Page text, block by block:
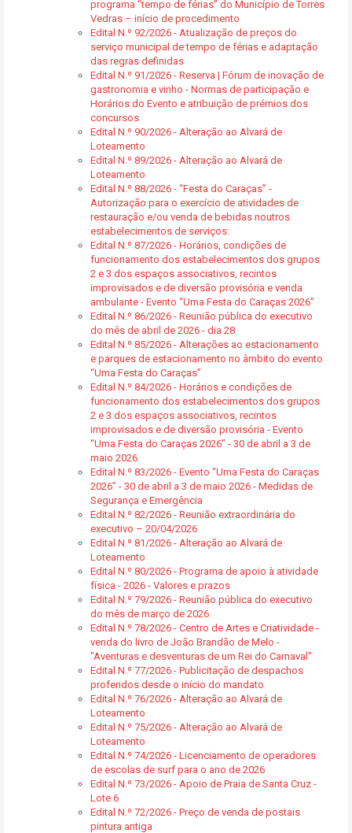
programa “tempo de férias” do Município de Torres
Vedras – início de procedimento
Edital N.º 92/2026 - Atualização de preços do
serviço municipal de tempo de férias e adaptação
das regras definidas
Edital N.º 91/2026 - Reserva | Fórum de inovação de
gastronomia e vinho - Normas de participação e
Horários do Evento e atribuição de prémios dos
concursos
Edital N.º 90/2026 - Alteração ao Alvará de
Loteamento
Edital N.º 89/2026 - Alteração ao Alvará de
Loteamento
Edital N.º 88/2026 - “Festa do Caraças” -
Autorização para o exercício de atividades de
restauração e/ou venda de bebidas noutros
estabelecimentos de serviços:
Edital N.º 87/2026 - Horários, condições de
funcionamento dos estabelecimentos dos grupos
2 e 3 dos espaços associativos, recintos
improvisados e de diversão provisória e venda
ambulante - Evento “Uma Festa do Caraças 2026”
Edital N.º 86/2026 - Reunião pública do executivo
do mês de abril de 2026 - dia 28
Edital N.º 85/2026 - Alterações ao estacionamento
e parques de estacionamento no âmbito do evento
“Uma Festa do Caraças”
Edital N.º 84/2026 - Horários e condições de
funcionamento dos estabelecimentos dos grupos
2 e 3 dos espaços associativos, recintos
improvisados e de diversão provisória - Evento
“Uma Festa do Caraças 2026” - 30 de abril a 3 de
maio 2026
Edital N.º 83/2026 - Evento “Uma Festa do Caraças
2026” - 30 de abril a 3 de maio 2026 - Medidas de
Segurança e Emergência
Edital N.º 82/2026 - Reunião extraordinária do
executivo – 20/04/2026
Edital N.º 81/2026 - Alteração ao Alvará de
Loteamento
Edital N.º 80/2026 - Programa de apoio à atividade
física - 2026 - Valores e prazos
Edital N.º 79/2026 - Reunião pública do executivo
do mês de março de 2026
Edital N.º 78/2026 - Centro de Artes e Criatividade -
venda do livro de João Brandão de Melo -
"Aventuras e desventuras de um Rei do Carnaval"
Edital N.º 77/2026 - Publicitação de despachos
proferidos desde o início do mandato
Edital N.º 76/2026 - Alteração ao Alvará de
Loteamento
Edital N.º 75/2026 - Alteração ao Alvará de
Loteamento
Edital N.º 74/2026 - Licenciamento de operadores
de escolas de surf para o ano de 2026
Edital N.º 73/2026 - Apoio de Praia de Santa Cruz -
Lote 6
Edital N.º 72/2026 - Preço de venda de postais
pintura antiga